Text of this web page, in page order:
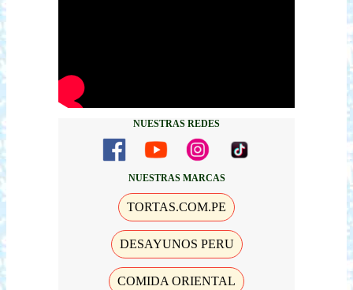
NUESTRAS REDES
NUESTRAS MARCAS
TORTAS.COM.PE
DESAYUNOS PERU
COMIDA ORIENTAL